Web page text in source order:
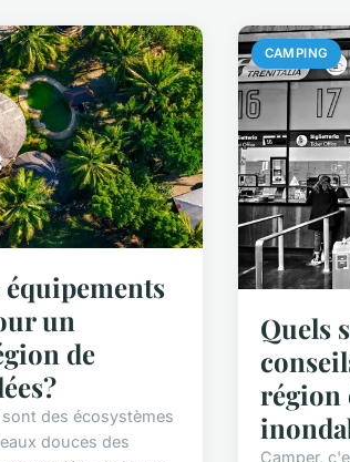
un
de
des écosystèmes
douces des
CAMPING
Quels
région
Camper,